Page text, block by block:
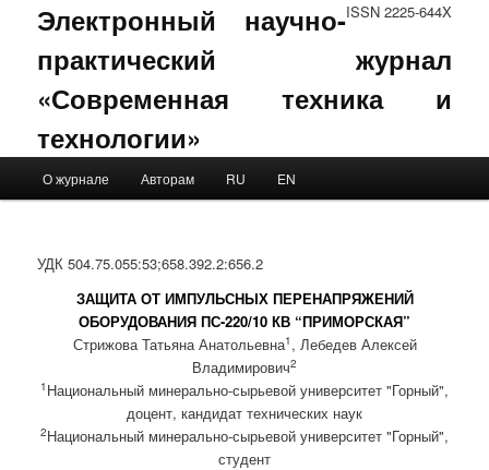
ISSN 2225-644X
Электронный научно-
практический журнал
«Современная техника и
технологии»
Skip to primary content
Skip to secondary content
О журнале Авторам RU EN
УДК 504.75.055:53;658.392.2:656.2
ЗАЩИТА ОТ ИМПУЛЬСНЫХ ПЕРЕНАПРЯЖЕНИЙ
ОБОРУДОВАНИЯ ПС-220/10 КВ “ПРИМОРСКАЯ”
Стрижова Татьяна Анатольевна1 , Лебедев Алексей
Владимирович2
1 Национальный минерально-сырьевой университет "Горный",
доцент, кандидат технических наук
2Национальный минерально-сырьевой университет "Горный",
студент